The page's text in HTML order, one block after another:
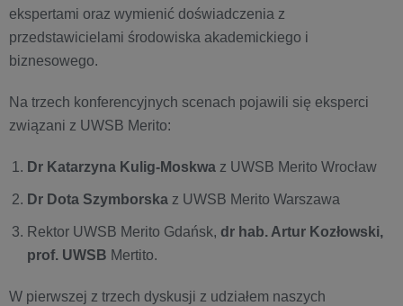
ekspertami oraz wymienić doświadczenia z
przedstawicielami środowiska akademickiego i
biznesowego.
Na trzech konferencyjnych scenach pojawili się eksperci
związani z UWSB Merito:
Dr Katarzyna Kulig-Moskwa z UWSB Merito Wrocław
Dr Dota Szymborska z UWSB Merito Warszawa
Rektor UWSB Merito Gdańsk, dr hab. Artur Kozłowski,
prof. UWSB Mertito.
W pierwszej z trzech dyskusji z udziałem naszych